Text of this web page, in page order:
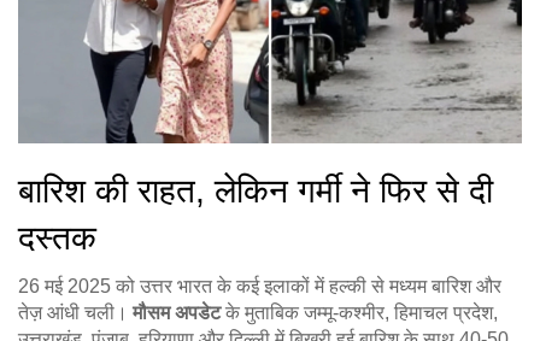
बारिश की राहत, लेकिन गर्मी ने फिर से दी
दस्तक
26 मई 2025 को उत्तर भारत के कई इलाकों में हल्की से मध्यम बारिश और
तेज़ आंधी चली।मौसम अपडेटके मुताबिक जम्मू-कश्मीर, हिमाचल प्रदेश,